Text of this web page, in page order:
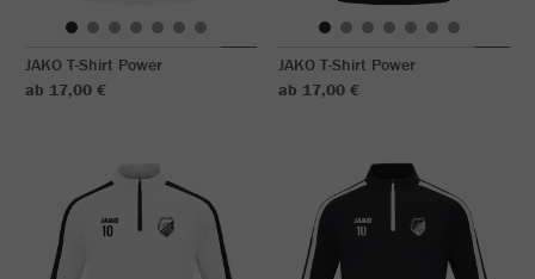
JAKO T-Shirt Power
ab 17,00 €
JAKO T-Shirt Power
ab 17,00 €